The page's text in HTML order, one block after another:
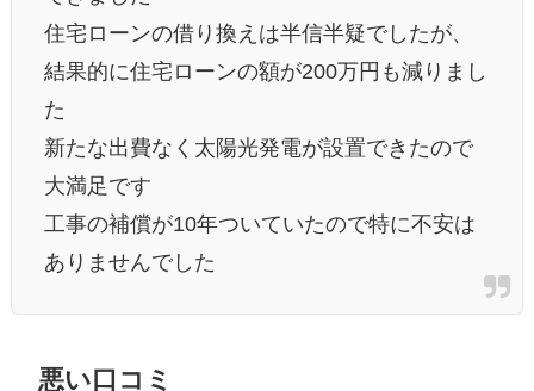
住宅ローンの借り換えは半信半疑でしたが、
結果的に住宅ローンの額が200万円も減りまし
た
新たな出費なく太陽光発電が設置できたので
大満足です
工事の補償が10年ついていたので特に不安は
ありませんでした
悪い口コミ